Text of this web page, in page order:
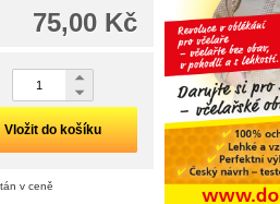
75,00 Kč
Vložit do košíku
v ceně